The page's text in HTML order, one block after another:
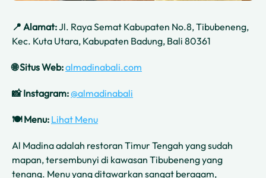
📍 Alamat:Jl. Raya Semat Kabupaten No.8, Tibubeneng,
Kec. Kuta Utara, Kabupaten Badung, Bali 80361
🌐 Situs Web:almadinabali.com
📸 Instagram:@almadinabali
🍽️ Menu: Lihat Menu
Al Madina adalah restoran Timur Tengah yang sudah
mapan, tersembunyi di kawasan Tibubeneng yang
tenang. Menu yang ditawarkan sangat beragam,